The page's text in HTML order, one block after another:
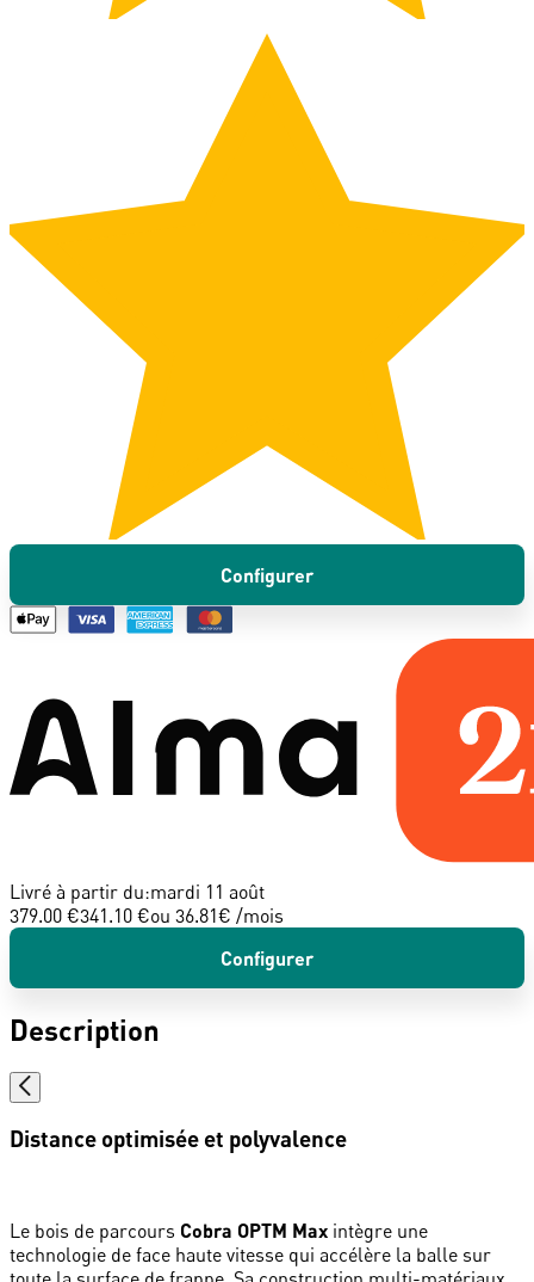
Configurer
Livré à partir du:mardi 11 août
379.00 €341.10 €ou 36.81€ /mois
Configurer
Description
Distance optimisée et polyvalence
Le bois de parcours Cobra OPTM Max intègre une
technologie de face haute vitesse qui accélère la balle sur